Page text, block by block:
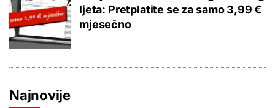
ljeta: Pretplatite se za samo 3,99 €
mjesečno
Najnovije